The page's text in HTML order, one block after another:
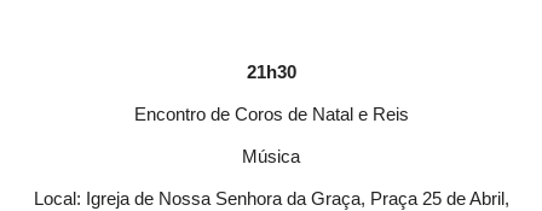
21h30
Encontro de Coros de Natal e Reis
Música
Local: Igreja de Nossa Senhora da Graça, Praça 25 de Abril,